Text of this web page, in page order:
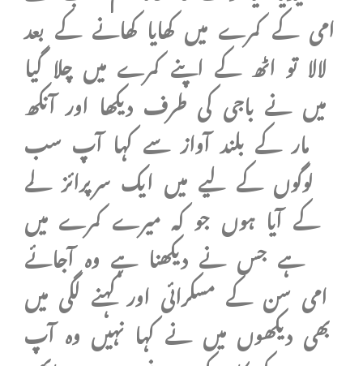
امی کے کمرے میں کھایا کھانے کے بعد
لالا تو اٹھ کے اپنے کمرے میں چلا گیا
میں نے باجی کی طرف دیکھا اور آنکھ
مار کے بلند آواز سے کہا آپ سب
لوگوں کے لیے میں ایک سرپرائز لے
کے آیا ہوں جو کہ میرے کمرے میں
ہے جس نے دیکھنا ہے وہ آجائے
امی سن کے مسکرائی اور کہنے لگی میں
بھی دیکھوں میں نے کہا نہیں وہ آپ